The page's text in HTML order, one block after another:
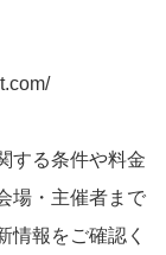
する条件や料金
場・主催者まで
情報をご確認く